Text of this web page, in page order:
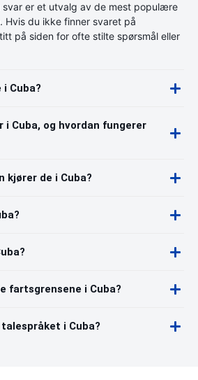
svar er et utvalg av de mest populære
Hvis du ikke finner svaret på
på siden for ofte stilte spørsmål eller
Cuba?
i Cuba, og hvordan fungerer
kjører de i Cuba?
fartsgrensene i Cuba?
i Cuba?